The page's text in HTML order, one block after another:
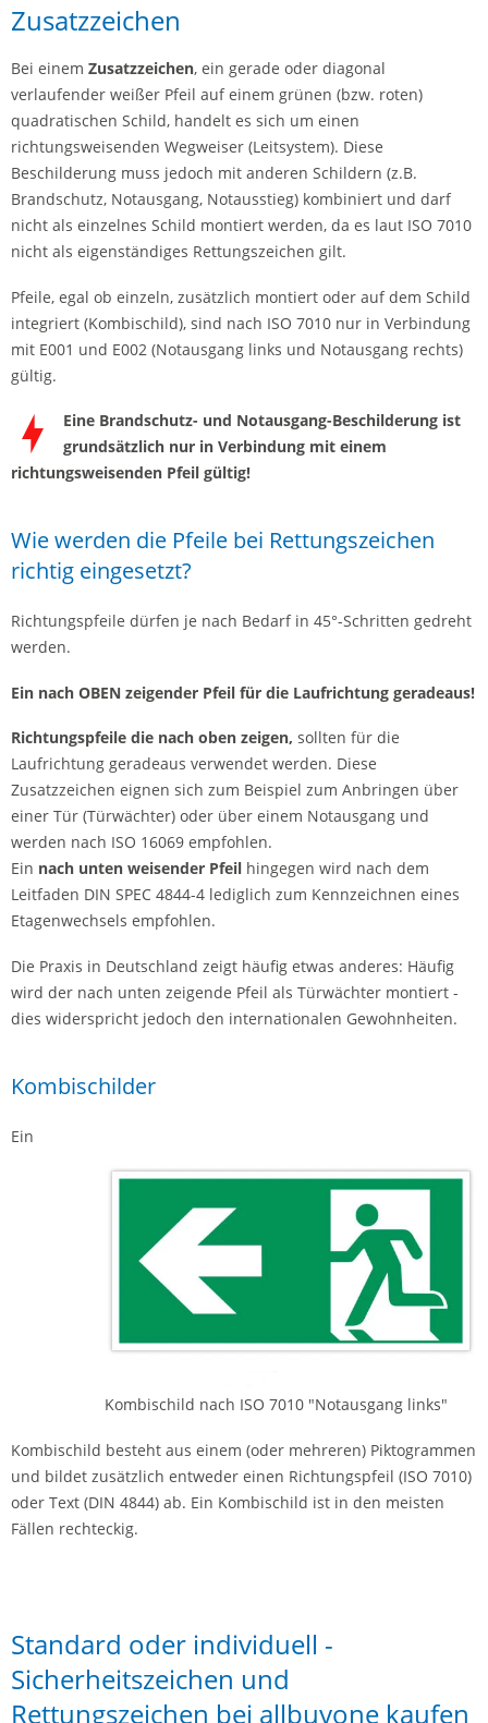
Zusatzzeichen
Bei einem Zusatzzeichen, ein gerade oder diagonal
verlaufender weißer Pfeil auf einem grünen (bzw. roten)
quadratischen Schild, handelt es sich um einen
richtungsweisenden Wegweiser (Leitsystem). Diese
Beschilderung muss jedoch mit anderen Schildern (z.B.
Brandschutz, Notausgang, Notausstieg) kombiniert und darf
nicht als einzelnes Schild montiert werden, da es laut ISO 7010
nicht als eigenständiges Rettungszeichen gilt.
Pfeile, egal ob einzeln, zusätzlich montiert oder auf dem Schild
integriert (Kombischild), sind nach ISO 7010 nur in Verbindung
mit E001 und E002 (Notausgang links und Notausgang rechts)
gültig.
Eine Brandschutz- und Notausgang-Beschilderung ist
grundsätzlich nur in Verbindung mit einem
richtungsweisenden Pfeil gültig!
Wie werden die Pfeile bei Rettungszeichen
richtig eingesetzt?
Richtungspfeile dürfen je nach Bedarf in 45°-Schritten gedreht
werden.
Ein nach OBEN zeigender Pfeil für die Laufrichtung geradeaus!
Richtungspfeile die nach oben zeigen, sollten für die
Laufrichtung geradeaus verwendet werden. Diese
Zusatzzeichen eignen sich zum Beispiel zum Anbringen über
einer Tür (Türwächter) oder über einem Notausgang und
werden nach ISO 16069 empfohlen.
Ein nach unten weisender Pfeil hingegen wird nach dem
Leitfaden DIN SPEC 4844-4 lediglich zum Kennzeichnen eines
Etagenwechsels empfohlen.
Die Praxis in Deutschland zeigt häufig etwas anderes: Häufig
wird der nach unten zeigende Pfeil als Türwächter montiert -
dies widerspricht jedoch den internationalen Gewohnheiten.
Kombischilder
Kombischild nach ISO 7010 "Notausgang links"
Ein
Kombischild besteht aus einem (oder mehreren) Piktogrammen
und bildet zusätzlich entweder einen Richtungspfeil (ISO 7010)
oder Text (DIN 4844) ab. Ein Kombischild ist in den meisten
Fällen rechteckig.
Standard oder individuell -
Sicherheitszeichen und
Rettungszeichen bei allbuyone kaufen